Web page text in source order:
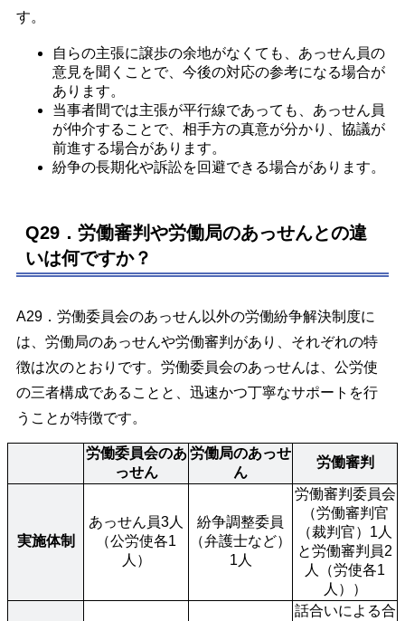
す。
自らの主張に譲歩の余地がなくても、あっせん員の
意見を聞くことで、今後の対応の参考になる場合が
あります。
当事者間では主張が平行線であっても、あっせん員
が仲介することで、相手方の真意が分かり、協議が
前進する場合があります。
紛争の長期化や訴訟を回避できる場合があります。
Q29．労働審判や労働局のあっせんとの違
いは何ですか？
A29．労働委員会のあっせん以外の労働紛争解決制度に
は、労働局のあっせんや労働審判があり、それぞれの特
徴は次のとおりです。労働委員会のあっせんは、公労使
の三者構成であることと、迅速かつ丁寧なサポートを行
うことが特徴です。
労働委員会のあ
っせん
労働局のあっせ
ん
労働審判
実施体制
あっせん員3人
（公労使各1
人）
紛争調整委員
（弁護士など）
1人
労働審判委員会
（労働審判官
（裁判官）1人
と労働審判員2
人（労使各1
人））
話合いによる合